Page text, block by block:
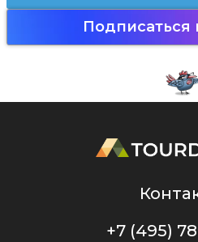
Подписаться
+7 (495)